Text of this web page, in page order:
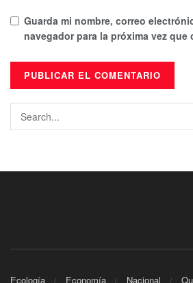
Guarda mi nombre, correo
navegador para la próxima vez que
Ecología Economía Nacional